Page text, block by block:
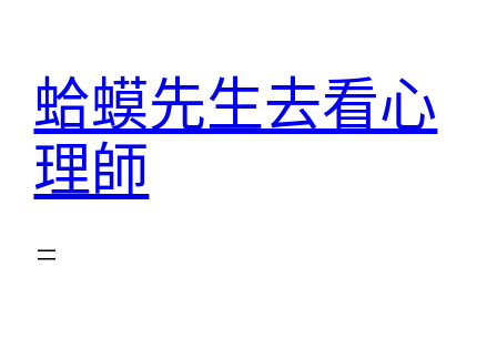
蛤蟆先生去看心
理師